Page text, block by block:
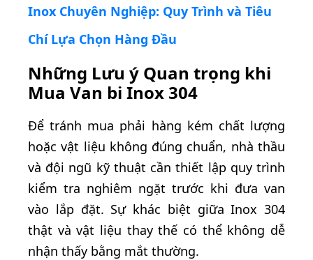
Inox Chuyên Nghiệp: Quy Trình và Tiêu
Chí Lựa Chọn Hàng Đầu
Những Lưu ý Quan trọng khi
Mua Van bi Inox 304
Để tránh mua phải hàng kém chất lượng
hoặc vật liệu không đúng chuẩn, nhà thầu
và đội ngũ kỹ thuật cần thiết lập quy trình
kiểm tra nghiêm ngặt trước khi đưa van
vào lắp đặt. Sự khác biệt giữa Inox 304
thật và vật liệu thay thế có thể không dễ
nhận thấy bằng mắt thường.